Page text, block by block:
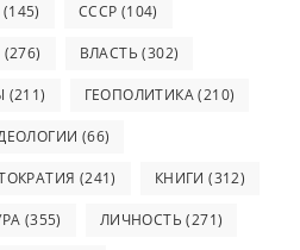
(145) СССР (104)
(276) ВЛАСТЬ (302)
(211) ГЕОПОЛИТИКА(210)
(66)
(241) КНИГИ (312)
(355) ЛИЧНОСТЬ (271)